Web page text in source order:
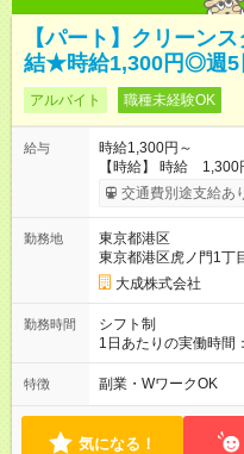
【パート】クリーン
結★時給1,300円◎週5
アルバイト 職種未経験OK
給与
時給1,300円～
【時給】 時給 1,300円/月払い ●給与は月
支払。 ●通勤手当は1
一番安いルートでの計算となります
象となります。 【試用期間】試用期間あり 試用期間の長さ：3
ヶ月 雇用形態、給与
交通費別途支給あ
勤務地
東京都港区
東京都港区虎ノ門1丁
大成株式会社
勤務時間
シフト制
1日あたりの実働時間
頂けます） (1)6：30
00（休
特徴 副業・WワークOK
気になる！